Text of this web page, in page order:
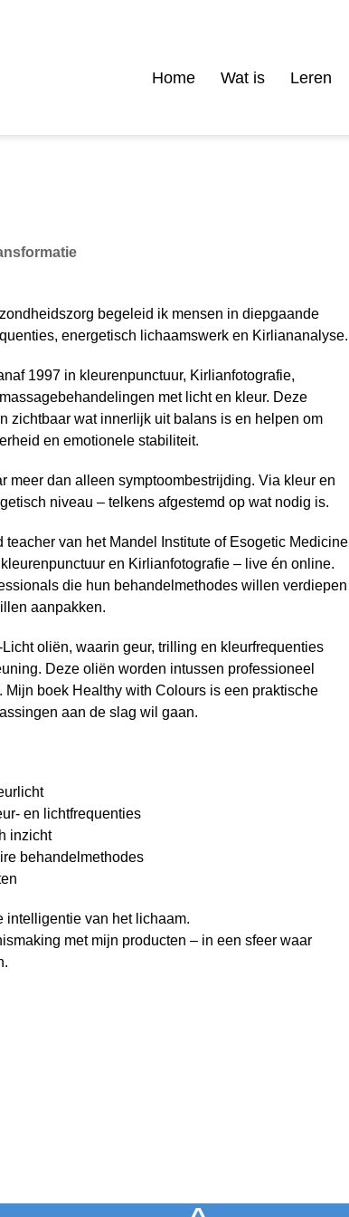
Home Wat is Leren
begeleid ik mensen in diepgaande
energetisch lichaamswerk en Kirliananalyse.
1997 in kleurenpunctuur, Kirlianfotografie,
met licht en kleur. Deze
zichtbaar wat innerlijk uit balans is en helpen om
en emotionele stabiliteit.
meer dan alleen symptoombestrijding. Via kleur en
niveau – telkens afgestemd op wat nodig is.
van het Mandel Institute of Esogetic Medicine
en Kirlianfotografie – live én online.
die hun behandelmethodes willen verdiepen
aanpakken.
oliën, waarin geur, trilling en kleurfrequenties
Deze oliën worden intussen professioneel
boek Healthy with Colours is een praktische
aan de slag wil gaan.
en lichtfrequenties
inzicht
behandelmethodes
intelligentie van het lichaam.
met mijn producten – in een sfeer waar